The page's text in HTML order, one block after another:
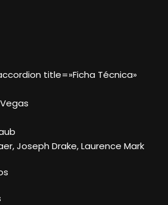
title=»Ficha Técnica»
Joseph Drake, Laurence Mark